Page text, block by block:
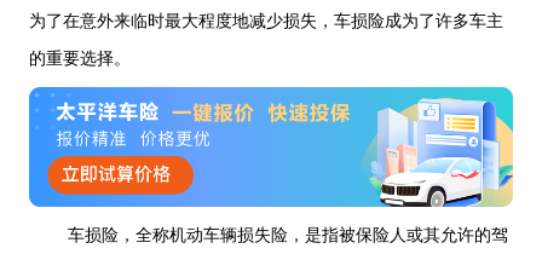
为了在意外来临时最大程度地减少损失，车损险成为了许多车主
的重要选择。
车损险，全称机动车辆损失险，是指被保险人或其允许的驾